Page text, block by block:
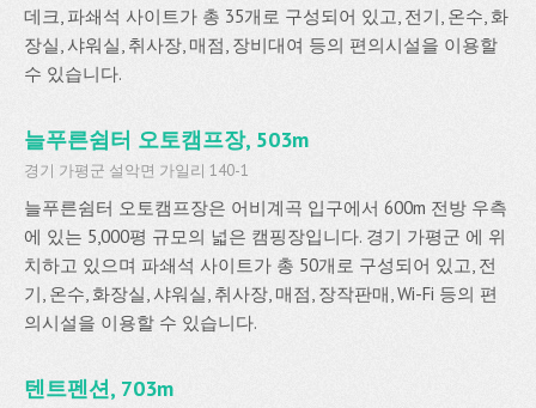
데크, 파쇄석 사이트가 총 35개로 구성되어 있고, 전기, 온수, 화
장실, 샤워실, 취사장, 매점, 장비대여 등의 편의시설을 이용할
수 있습니다.
늘푸른쉼터 오토캠프장, 503m
경기 가평군 설악면 가일리 140-1
늘푸른쉼터 오토캠프장은 어비계곡 입구에서 600m 전방 우측
에 있는 5,000평 규모의 넓은 캠핑장입니다. 경기 가평군 에 위
치하고 있으며 파쇄석 사이트가 총 50개로 구성되어 있고, 전
기, 온수, 화장실, 샤워실, 취사장, 매점, 장작판매, Wi-Fi 등의 편
의시설을 이용할 수 있습니다.
텐트펜션, 703m